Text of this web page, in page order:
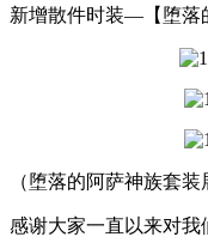
新增散件时装—【堕落
（堕落的阿萨神族套装
感谢大家一直以来对